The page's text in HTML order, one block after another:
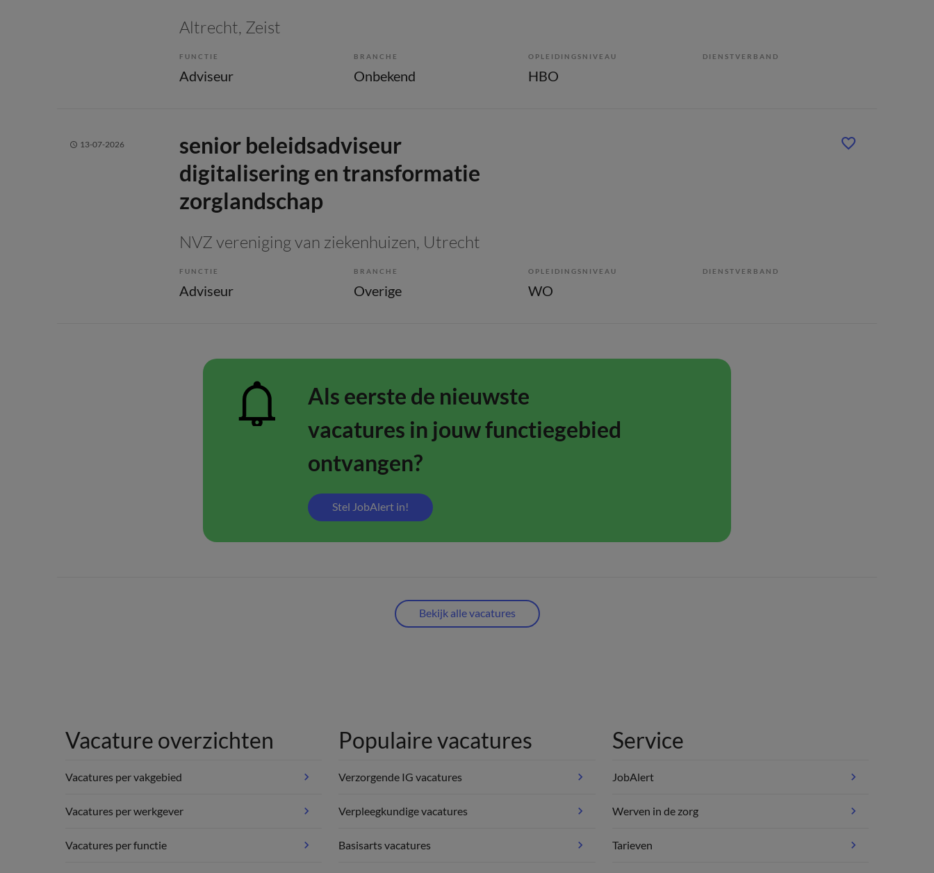
Altrecht, Zeist
FUNCTIE
Adviseur
BRANCHE
Onbekend
OPLEIDINGSNIVEAU
HBO
DIENSTVERBAND
13-07-2026
senior beleidsadviseur
digitalisering en transformatie
zorglandschap
NVZ vereniging van ziekenhuizen, Utrecht
FUNCTIE
Adviseur
BRANCHE
Overige
OPLEIDINGSNIVEAU
WO
DIENSTVERBAND
Als eerste de nieuwste
vacatures in jouw functiegebied
ontvangen?
Stel JobAlert in!
Bekijk alle vacatures
Vacature overzichten
Vacatures per vakgebied
Vacatures per werkgever
Vacatures per functie
Populaire vacatures
Verzorgende IG vacatures
Verpleegkundige vacatures
Basisarts vacatures
Service
JobAlert
Werven in de zorg
Tarieven